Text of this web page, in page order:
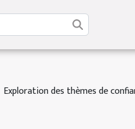
Exploration des thèmes de